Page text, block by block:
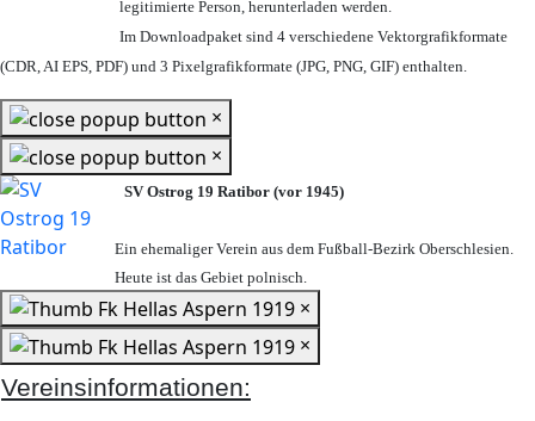
legitimierte Person, herunterladen werden.
Im Downloadpaket sind 4 verschiedene Vektorgrafikformate
(CDR, AI EPS, PDF) und 3 Pixelgrafikformate (JPG, PNG, GIF) enthalten.
×
×
SV Ostrog 19 Ratibor (vor 1945)
Ein ehemaliger Verein aus dem Fußball-Bezirk Oberschlesien.
Heute ist das Gebiet polnisch.
×
×
Vereinsinformationen: